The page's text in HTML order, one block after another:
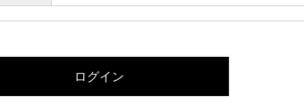
ログイン